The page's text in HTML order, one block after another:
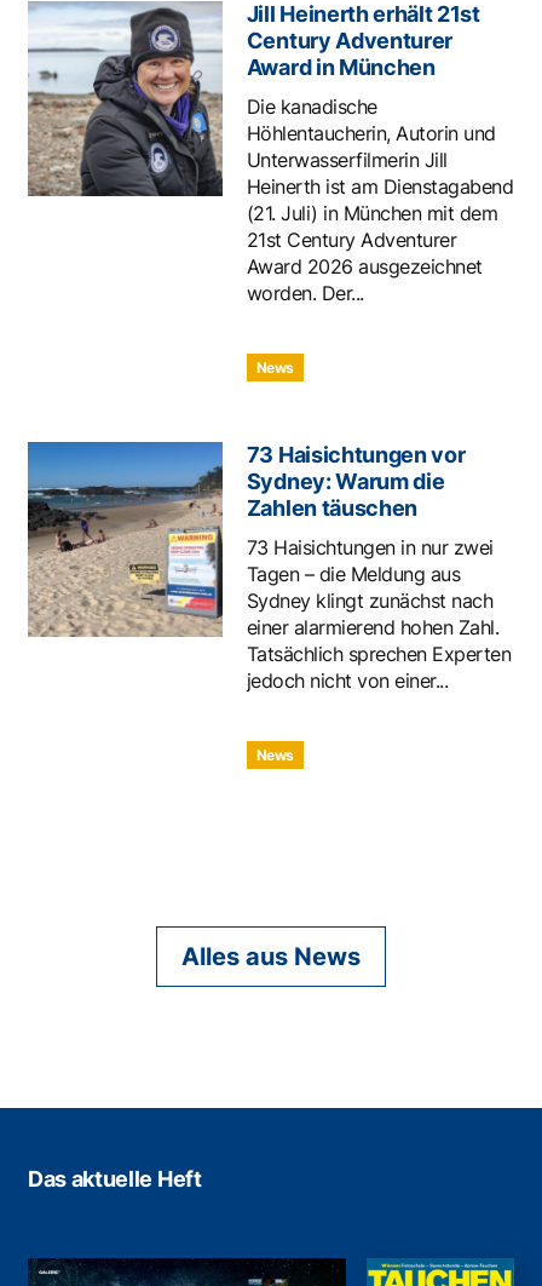
Jill Heinerth erhält 21st
Century Adventurer
Award in München
Die kanadische
Höhlentaucherin, Autorin und
Unterwasserfilmerin Jill
Heinerth ist am Dienstagabend
(21. Juli) in München mit dem
21st Century Adventurer
Award 2026 ausgezeichnet
worden. Der...
News
73 Haisichtungen vor
Sydney: Warum die
Zahlen täuschen
73 Haisichtungen in nur zwei
Tagen – die Meldung aus
Sydney klingt zunächst nach
einer alarmierend hohen Zahl.
Tatsächlich sprechen Experten
jedoch nicht von einer...
News
Alles aus News
Das aktuelle Heft